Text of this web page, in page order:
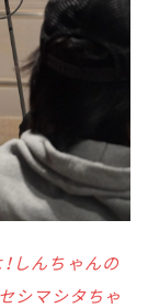
しんちゃんの
シマシタちゃ